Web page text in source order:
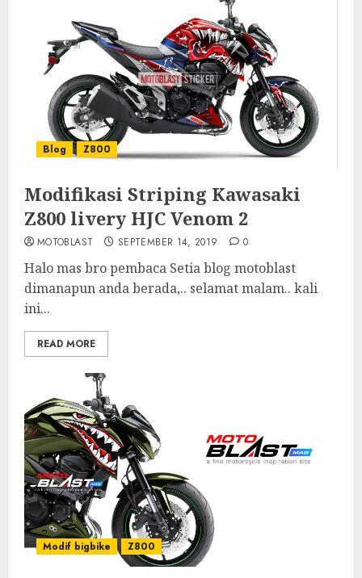
Blog Z800
Modifikasi Striping Kawasaki
Z800 livery HJC Venom 2
MOTOBLAST SEPTEMBER 14, 2019 0
Halo mas bro pembaca Setia blog motoblast
dimanapun anda berada,.. selamat malam.. kali
ini...
READ MORE
Modif bigbike Z800